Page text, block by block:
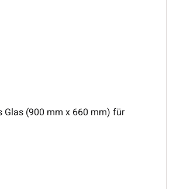
Glas (900 mm x 660 mm) für